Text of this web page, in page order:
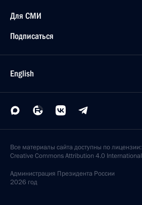
Для СМИ
Подписаться
English
Все материалы сайта доступны по лицензии:
Creative Commons Attribution 4.0 International
Администрация Президента России
2026 год